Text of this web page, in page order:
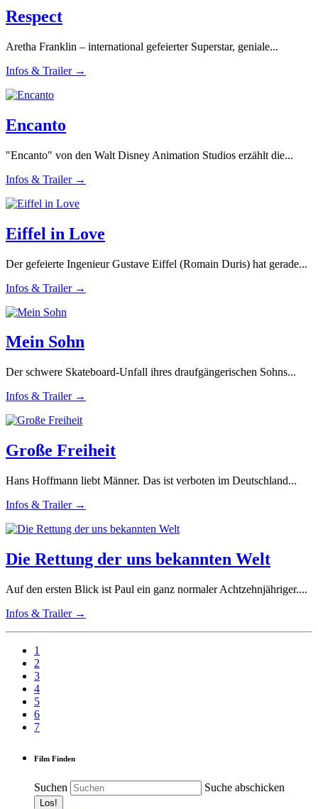
Respect
Aretha Franklin – international gefeierter Superstar, geniale...
Infos & Trailer →
Encanto
"Encanto" von den Walt Disney Animation Studios erzählt die...
Infos & Trailer →
Eiffel in Love
Der gefeierte Ingenieur Gustave Eiffel (Romain Duris) hat gerade...
Infos & Trailer →
Mein Sohn
Der schwere Skateboard-Unfall ihres draufgängerischen Sohns...
Infos & Trailer →
Große Freiheit
Hans Hoffmann liebt Männer. Das ist verboten im Deutschland...
Infos & Trailer →
Die Rettung der uns bekannten Welt
Auf den ersten Blick ist Paul ein ganz normaler Achtzehnjähriger....
Infos & Trailer →
1
2
3
4
5
6
7
Film Finden
Suchen Suche abschicken